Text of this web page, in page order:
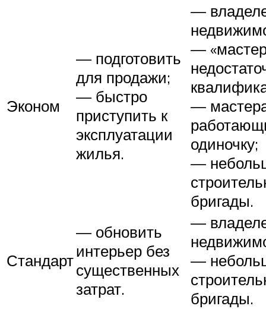
Эконом
— подготовить
для продажи;
— быстро
приступить к
эксплуатации
жилья.
—
—
—
одиночку;
—
бригады.
Стандарт
— обновить
интерьер без
существенных
затрат.
—
—
бригады.